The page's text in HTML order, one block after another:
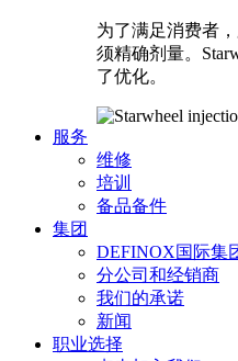
为了满足消费者
须精确剂量。
了优化。
服务
维修
培训
备品备件
集团
DEFINOX国际集
分公司和经销商
我们的承诺
新闻
职业选择